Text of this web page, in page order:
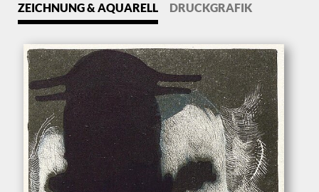
ZEICHNUNG & AQUARELL DRUCKGRAFIK